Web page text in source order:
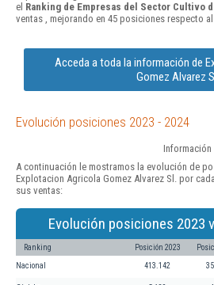
el Ranking de Empresas del Sector Cultivo
ventas , mejorando en 45 posiciones respecto al
Acceda a toda la información de
Gomez Alvarez
Evolución posiciones 2023 - 2024
A continuación le mostramos la evolución de
Explotacion Agricola Gomez Alvarez Sl. por
sus ventas:
Evolución posiciones 2023
Ranking Posición 2023
Nacional 413.142